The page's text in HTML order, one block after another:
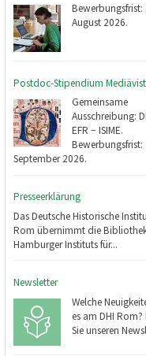
Bewerbungsfrist:
August 2026.
Postdoc-Stipendium
Gemeinsame
Ausschreibung:
EFR − ISIME.
Bewerbungsfrist:
September 2026.
Presseerklärung
Das Deutsche Historische
Rom übernimmt die
Hamburger Instituts für...
Newsletter
Welche
es am DHI Rom?
Sie unseren